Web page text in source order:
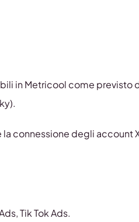
in Metricool come previsto
connessione degli account
Tik Tok Ads.